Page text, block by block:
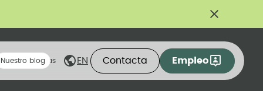
compartidas
Nuestro blog EN Contacta Empleo